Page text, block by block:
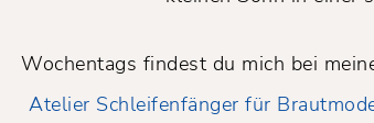
Wochentags findest du mich bei
Atelier Schleifenfänger für